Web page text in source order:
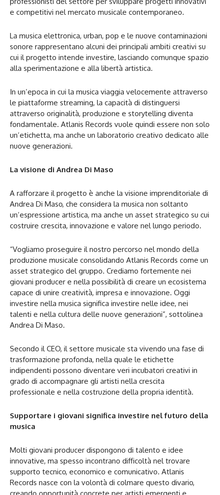
e competitivi nel mercato musicale contemporaneo.
La musica elettronica, urban, pop e le nuove contaminazioni
sonore rappresentano alcuni dei principali ambiti creativi su
cui il progetto intende investire, lasciando comunque spazio
alla sperimentazione e alla libertà artistica.
In un’epoca in cui la musica viaggia velocemente attraverso
le piattaforme streaming, la capacità di distinguersi
attraverso originalità, produzione e storytelling diventa
fondamentale. Atlanis Records vuole quindi essere non solo
un’etichetta, ma anche un laboratorio creativo dedicato alle
nuove generazioni.
La visione di Andrea Di Maso
A rafforzare il progetto è anche la visione imprenditoriale di
Andrea Di Maso, che considera la musica non soltanto
un’espressione artistica, ma anche un asset strategico su cui
costruire crescita, innovazione e valore nel lungo periodo.
“Vogliamo proseguire il nostro percorso nel mondo della
produzione musicale consolidando Atlanis Records come un
asset strategico del gruppo. Crediamo fortemente nei
giovani producer e nella possibilità di creare un ecosistema
capace di unire creatività, impresa e innovazione. Oggi
investire nella musica significa investire nelle idee, nei
talenti e nella cultura delle nuove generazioni”, sottolinea
Andrea Di Maso.
Secondo il CEO, il settore musicale sta vivendo una fase di
trasformazione profonda, nella quale le etichette
indipendenti possono diventare veri incubatori creativi in
grado di accompagnare gli artisti nella crescita
professionale e nella costruzione della propria identità.
Supportare i giovani significa investire nel futuro della
musica
Molti giovani producer dispongono di talento e idee
innovative, ma spesso incontrano difficoltà nel trovare
supporto tecnico, economico e comunicativo. Atlanis
Records nasce con la volontà di colmare questo divario,
creando opportunità concrete per artisti emergenti e